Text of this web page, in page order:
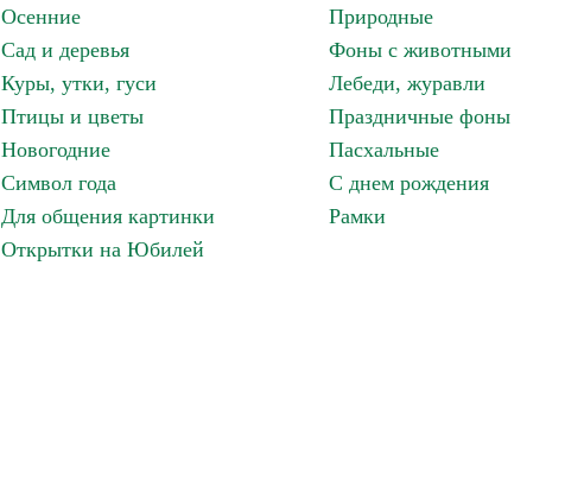
Осенние
Природные
Сад и деревья
Фоны с животными
Куры, утки, гуси
Лебеди, журавли
Птицы и цветы
Праздничные фоны
Новогодние
Пасхальные
Символ года
С днем рождения
Для общения картинки
Рамки
Открытки на Юбилей